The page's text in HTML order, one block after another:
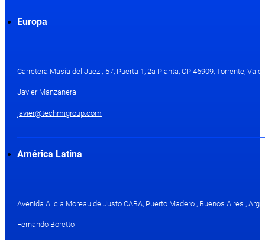
Europa
Carretera Masía del Juez ; 57, Puerta 1, 2a Planta, CP 46909, Torrente,
Javier Manzanera
javier@techmigroup.com
América Latina
Avenida Alicia Moreau de Justo CABA, Puerto Madero , Buenos Aires ,
Fernando Boretto